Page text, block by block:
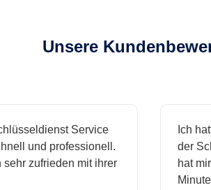
Unsere
Service
und professionell.
zufrieden mit ihrer
Ich hatte
der
hat mir
Minuten